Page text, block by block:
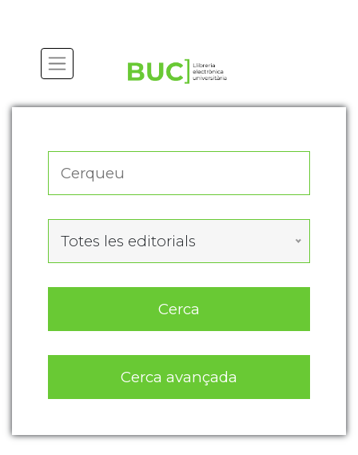
Totes les editorials
Cerca
Cerca avançada